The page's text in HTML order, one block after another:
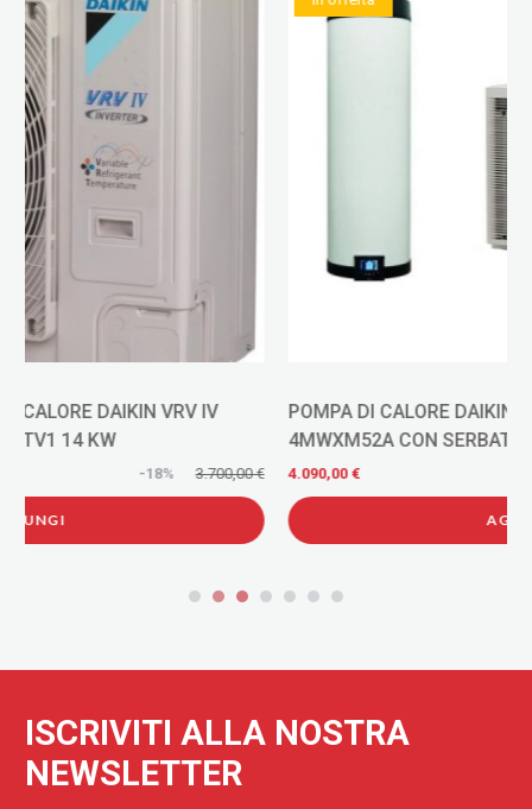
POMPA DI CALORE DAIKIN QUADRI Split Multi+
4MWXM52A CON SERBATOIO 120 LT EKHWET120BV3
AGGIUNGI
ISCRIVITI ALLA NOSTRA
NEWSLETTER